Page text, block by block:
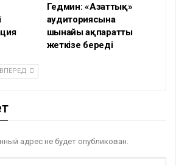
Гедмин: «Азаттық»
аудиториясына
шынайы ақпаратты
жеткізе береді
ВПЕРЕД
адрес не будет опубликован.